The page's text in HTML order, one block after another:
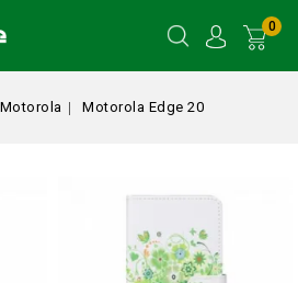
0
Motorola Motorola Edge 20